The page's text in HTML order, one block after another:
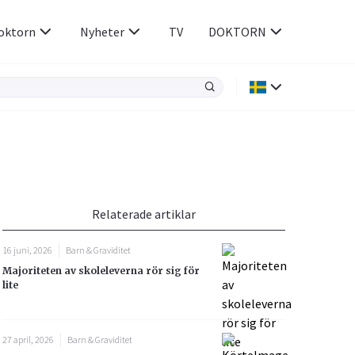
Rörelseapparaten
Sex & Samliv
Sömn & Stress
Nyheter TV DOKTORN
Relaterade artiklar
16 juni, 2026
Barn & Graviditet
Majoriteten av skoleleverna rör sig för
lite
27 april, 2026
Barn & Graviditet